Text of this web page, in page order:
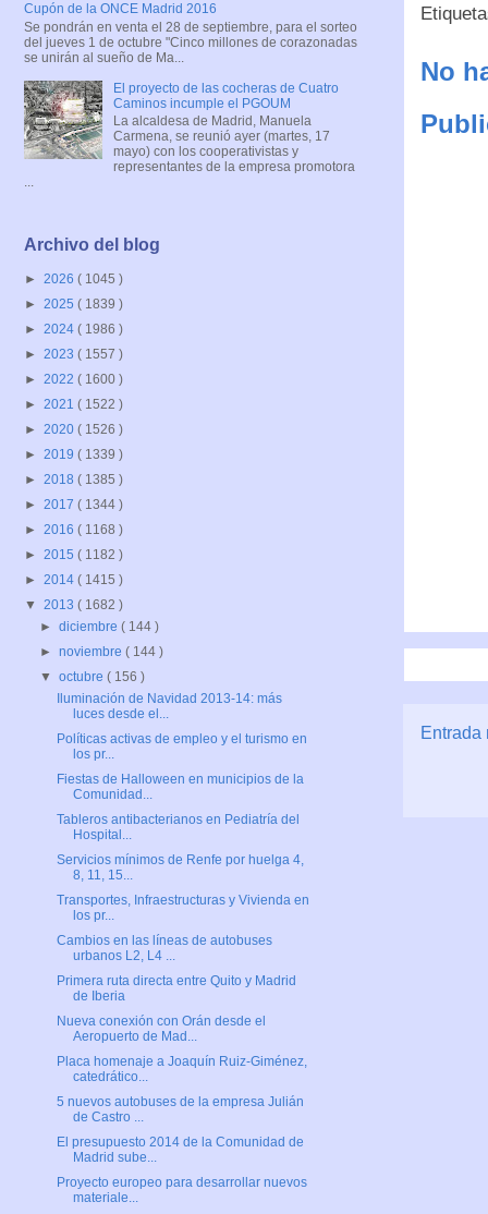
No
Entrada
Cupón de la ONCE Madrid 2016
Se pondrán en venta el 28 de septiembre, para el sorteo
del jueves 1 de octubre "Cinco millones de corazonadas
se unirán al sueño de Ma...
El proyecto de las cocheras de Cuatro
Caminos incumple el PGOUM
La alcaldesa de Madrid, Manuela
Carmena, se reunió ayer (martes, 17
mayo) con los cooperativistas y
representantes de la empresa promotora
...
Archivo del blog
► 2026 ( 1045 )
► 2025 ( 1839 )
► 2024 ( 1986 )
► 2023 ( 1557 )
► 2022 ( 1600 )
► 2021 ( 1522 )
► 2020 ( 1526 )
► 2019 ( 1339 )
► 2018 ( 1385 )
► 2017 ( 1344 )
► 2016 ( 1168 )
► 2015 ( 1182 )
► 2014 ( 1415 )
▼ 2013 ( 1682 )
►diciembre( 144 )
►noviembre( 144 )
▼octubre( 156 )
Iluminación de Navidad 2013-14: más
luces desde el...
Políticas activas de empleo y el turismo en
los pr...
Fiestas de Halloween en municipios de la
Comunidad...
Tableros antibacterianos en Pediatría del
Hospital...
Servicios mínimos de Renfe por huelga 4,
8, 11, 15...
Transportes, Infraestructuras y Vivienda en
los pr...
Cambios en las líneas de autobuses
urbanos L2, L4 ...
Primera ruta directa entre Quito y Madrid
de Iberia
Nueva conexión con Orán desde el
Aeropuerto de Mad...
Placa homenaje a Joaquín Ruiz-Giménez,
catedrático...
5 nuevos autobuses de la empresa Julián
de Castro ...
El presupuesto 2014 de la Comunidad de
Madrid sube...
Proyecto europeo para desarrollar nuevos
materiale...